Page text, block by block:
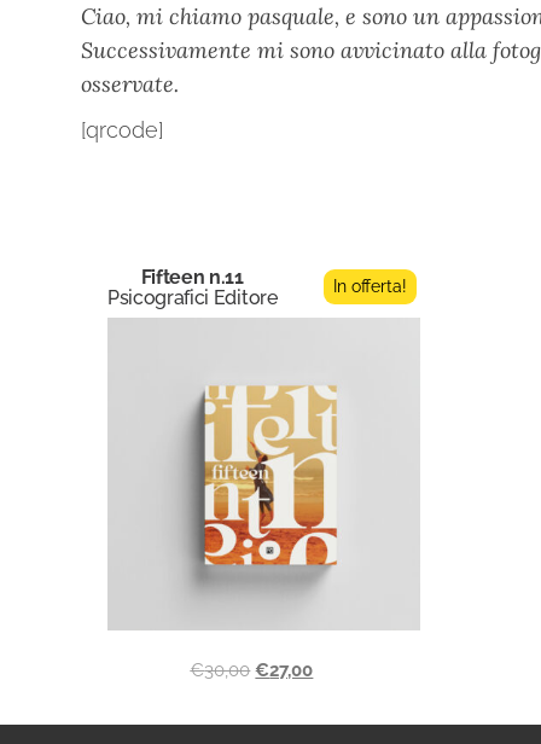
Ciao, mi chiamo pasquale, e sono un
Successivamente mi sono avvicinato alla
osservate.
[qrcode]
Fifteen n.11
Psicografici Editore
In offerta!
€30,00 €27,00